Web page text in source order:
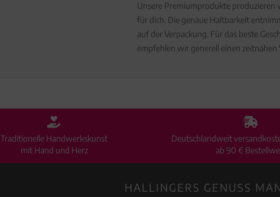
Unsere Premiumprodukte produzieren
für dich. Die genaue Haltbarkeit
auf der Verpackung. Für das beste
empfehlen wir generell einen zeitnahen
Traditionelle Handwerkskunst
mit Hand und Herz
Deutschlandweit
ab 90 €
HALLINGERS GENUSS